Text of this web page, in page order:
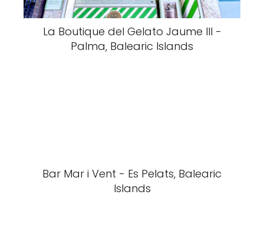
La Boutique del Gelato Jaume III -
Palma, Balearic Islands
Bar Mar i Vent - Es Pelats, Balearic
Islands